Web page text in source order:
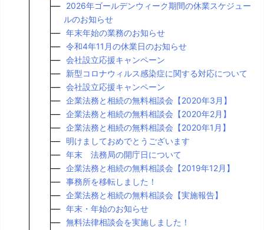
2026年ゴールデンウィーク期間の休業スケジュー
ルのお知らせ
年末年始の業務のお知らせ
令和4年11月の休業日のお知らせ
会社設立応援キャンペーン
新型コロナウィルス感染症に関する対応について
会社設立応援キャンペーン
企業法務と相続の無料相談会【2020年3月】
企業法務と相続の無料相談会【2020年2月】
企業法務と相続の無料相談会【2020年1月】
明けましておめでとうございます
年末 法務局の開庁日について
企業法務と相続の無料相談会【2019年12月】
事務所を移転しました！
企業法務と相続の無料相談会【実施報告】
年末・年始のお知らせ
無料法律相談会を実施しました！